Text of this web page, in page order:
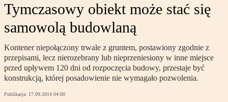
Tymczasowy obiekt może stać się
samowolą budowlaną
Kontener niepołączony trwale z gruntem, postawiony zgodnie z
przepisami, lecz nierozebrany lub nieprzeniesiony w inne miejsce
przed upływem 120 dni od rozpoczęcia budowy, przestaje być
konstrukcją, której posadowienie nie wymagało pozwolenia.
Publikacja: 17.09.2014 04:00